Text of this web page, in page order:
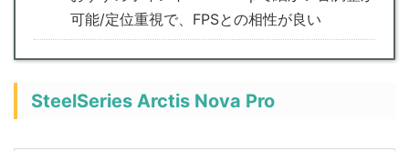
可能/定位重視で、FPSとの相性が良い
SteelSeries Arctis Nova Pro